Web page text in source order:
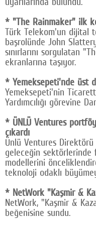
* "The Rainmaker" ilk
Türk Telekom'un dijital
başrolünde John
sınırlarını sorgulatan
ekranlarına taşıyor.
* Yemeksepeti'nde üst
Yemeksepeti'nin
Yardımcılığı görevine
* ÜNLÜ Ventures
çıkardı
Ünlü Ventures Direktörü
geleceğin
modellerini
teknoloji odaklı
* NetWork "Kaşmir &
NetWork, "Kaşmir &
beğenisine sundu.